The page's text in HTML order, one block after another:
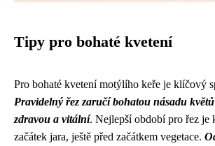
Tipy pro bohaté kvetení
Pro bohaté kvetení motýlího keře je klíčový
Pravidelný řez zaručí bohatou násadu
zdravou a vitální. Nejlepší období pro řez je
začátek jara, ještě před začátkem vegetace.